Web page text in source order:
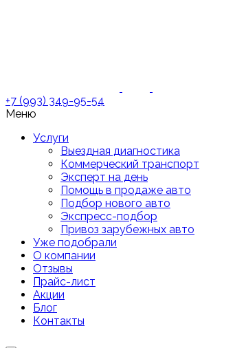
+7 (993) 349-95-54
Меню
Услуги
Выездная диагностика
Коммерческий транспорт
Эксперт на день
Помощь в продаже авто
Подбор нового авто
Экспресс-подбор
Привоз зарубежных авто
Уже подобрали
О компании
Отзывы
Прайс-лист
Акции
Блог
Контакты